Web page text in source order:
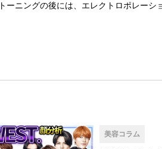
トーニングの後には、エレクトロポレーシ
美容コラム